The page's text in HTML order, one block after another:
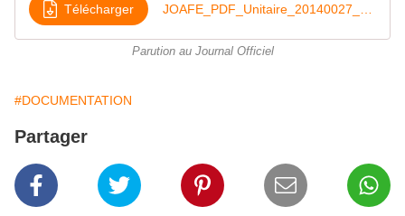
Télécharger
Parution au Journal Officiel
#DOCUMENTATION
Partager